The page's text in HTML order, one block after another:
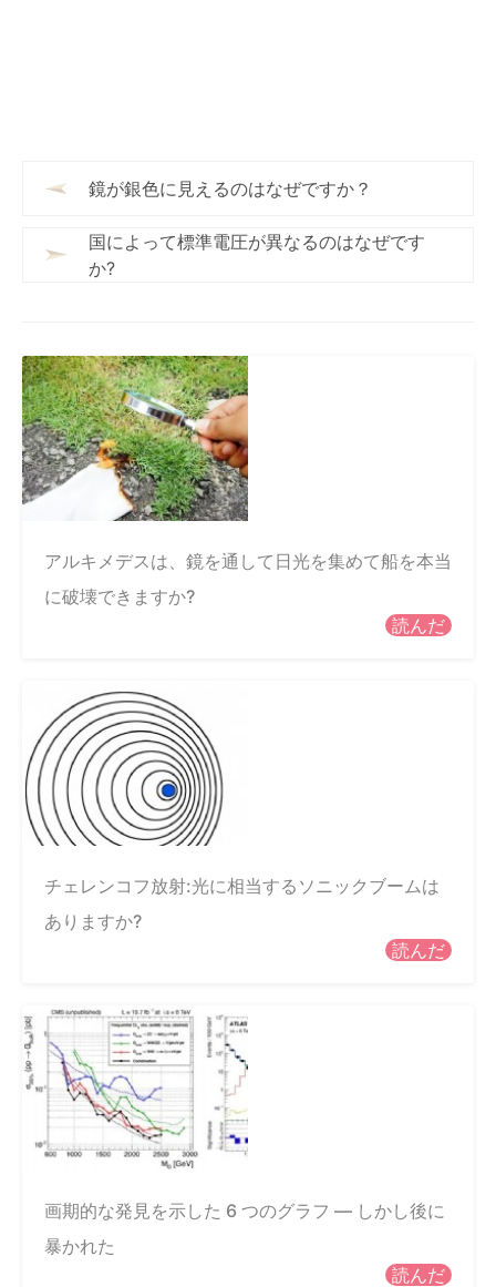
鏡が銀色に見えるのはなぜですか？
国によって標準電圧が異なるのはなぜです
か?
アルキメデスは、鏡を通して日光を集めて船を本当
に破壊できますか?
読んだ
チェレンコフ放射:光に相当するソニックブームは
ありますか?
読んだ
画期的な発見を示した 6 つのグラフ — しかし後に
暴かれた
読んだ